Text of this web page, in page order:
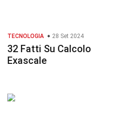
TECNOLOGIA 28 Set 2024
32 Fatti Su Calcolo
Exascale